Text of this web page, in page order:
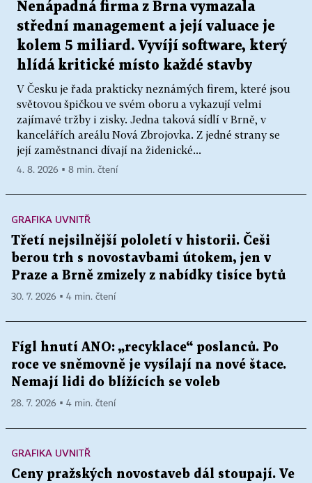
Nenápadná firma z Brna vymazala
střední management a její valuace je
kolem 5 miliard. Vyvíjí software, který
hlídá kritické místo každé stavby
V Česku je řada prakticky neznámých firem, které jsou
světovou špičkou ve svém oboru a vykazují velmi
zajímavé tržby i zisky. Jedna taková sídlí v Brně, v
kancelářích areálu Nová Zbrojovka. Z jedné strany se
její zaměstnanci dívají na židenické...
4. 8. 2026 ▪ 8 min. čtení
GRAFIKA UVNITŘ
Třetí nejsilnější pololetí v historii. Češi
berou trh s novostavbami útokem, jen v
Praze a Brně zmizely z nabídky tisíce bytů
30. 7. 2026 ▪ 4 min. čtení
Fígl hnutí ANO: „recyklace“ poslanců. Po
roce ve sněmovně je vysílají na nové štace.
Nemají lidi do blížících se voleb
28. 7. 2026 ▪ 4 min. čtení
GRAFIKA UVNITŘ
Ceny pražských novostaveb dál stoupají. Ve